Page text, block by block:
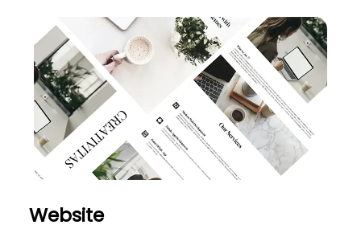
Website